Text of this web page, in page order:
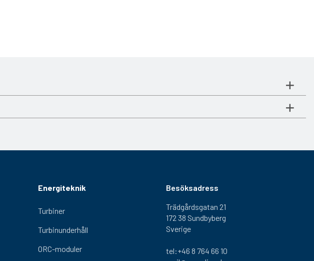
Energiteknik
Turbiner
Turbinunderhåll
ORC-moduler
Besöksadress
Trädgårdsgatan 21
172 38 Sundbyberg
Sverige
tel:+46 8 764 66 10